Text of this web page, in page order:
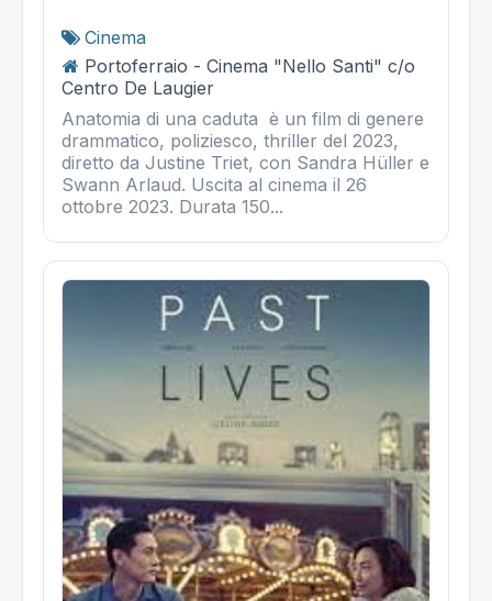
Cinema
Portoferraio - Cinema "Nello Santi" c/o
Centro De Laugier
Anatomia di una caduta è un film di genere
drammatico, poliziesco, thriller del 2023,
diretto da Justine Triet, con Sandra Hüller e
Swann Arlaud. Uscita al cinema il 26
ottobre 2023. Durata 150...